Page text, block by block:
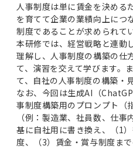
人事制度は単に賃金を決める
を育てて企業の業績向上につ
制度であることが求められて
本研修では、経営戦略と連動
理解し、人事制度の構築の仕
て、演習を交えて学びます。
て、自社の人事制度の構築・
なお、今回は生成AI（
事制度構築用のプロンプト（
（例：製造業、社員数、仕
基に自社用に書き換え、（1
度、（3）賃金・賞与制度まで